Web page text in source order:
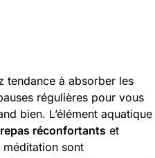
tendance à absorber les
régulières pour vous
bien. L’élément aquatique
repas réconfortants et
sont